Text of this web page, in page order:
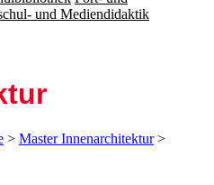
und Mediendidaktik
> Master Innenarchitektur>